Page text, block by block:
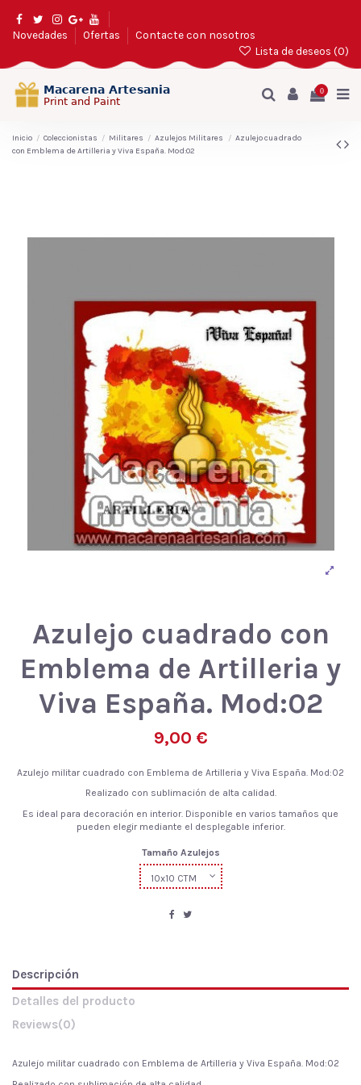
Novedades Ofertas
Contacte con nosotros
Lista de deseos (0)
0
Inicio Coleccionistas Militares Azulejos Militares
Azulejo cuadrado
con Emblema de Artilleria y Viva España. Mod:02
Azulejo cuadrado con
Emblema de Artilleria y
Viva España. Mod:02
9,00 €
Azulejo militar cuadrado con Emblema de Artilleria y Viva España. Mod:02
Realizado con sublimación de alta calidad.
Es ideal para decoración en interior. Disponible en varios tamaños que
pueden elegir mediante el desplegable inferior.
Tamaño Azulejos
Descripción
Detalles del producto
Reviews(0)
Azulejo militar cuadrado con Emblema de Artilleria y Viva España. Mod:02